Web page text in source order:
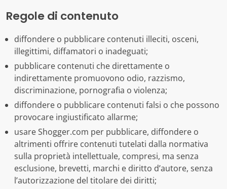
Regole di contenuto
diffondere o pubblicare contenuti illeciti, osceni,
illegittimi, diffamatori o inadeguati;
pubblicare contenuti che direttamente o
indirettamente promuovono odio, razzismo,
discriminazione, pornografia o violenza;
diffondere o pubblicare contenuti falsi o che possono
provocare ingiustificato allarme;
usare Shogger.com per pubblicare, diffondere o
altrimenti offrire contenuti tutelati dalla normativa
sulla proprietà intellettuale, compresi, ma senza
esclusione, brevetti, marchi e diritto d’autore, senza
l’autorizzazione del titolare dei diritti;